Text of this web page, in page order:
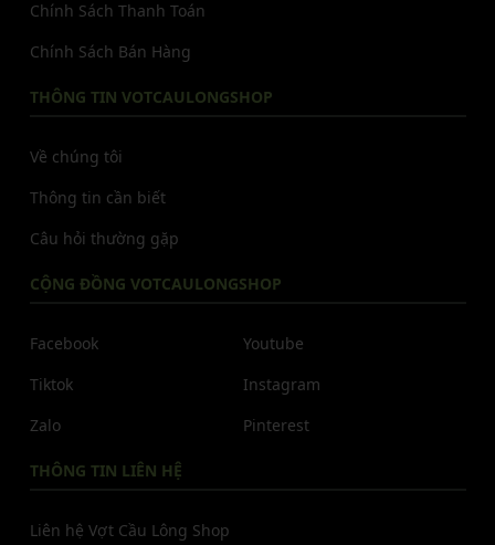
Chính Sách Thanh Toán
Chính Sách Bán Hàng
THÔNG TIN VOTCAULONGSHOP
Về chúng tôi
Thông tin cần biết
Câu hỏi thường gặp
CỘNG ĐỒNG VOTCAULONGSHOP
Facebook
Tiktok
Zalo
Youtube
Instagram
Pinterest
THÔNG TIN LIÊN HỆ
Liên hệ Vợt Cầu Lông Shop